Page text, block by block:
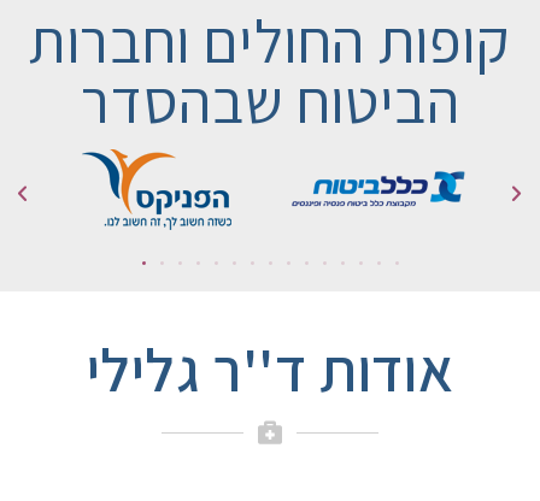
קופות החולים וחברות
הביטוח שבהסדר
אודות ד''ר גלילי